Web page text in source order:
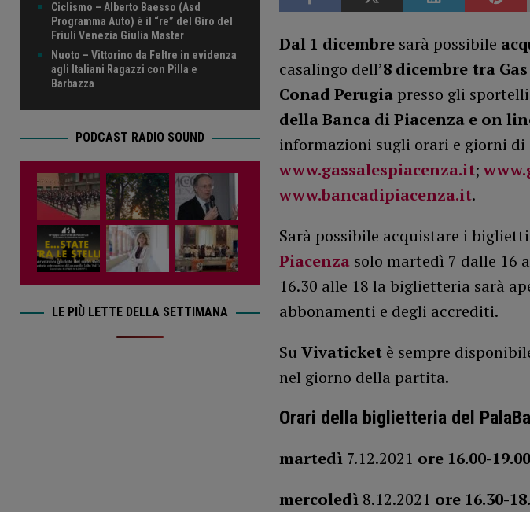
Dal 1 dicembre sarà possibile
casalingo dell’8 dicembre tra
Conad Perugia presso gli sportelli
della Banca di Piacenza e on
informazioni sugli orari e giorni di
www.gassalespiacenza.it;
www.bancadipiacenza.it.
Sarà possibile acquistare i
Piacenzasolo martedì 7 dalle 16
16.30 alle 18 la biglietteria sarà
abbonamenti e degli accrediti.
Su Vivaticketè sempre
nel giorno della partita.
Orari della biglietteria del
martedì 7.12.2021 ore 16.00-19.00
mercoledì 8.12.2021 ore 16.30-
Ciclismo – Alberto Baesso (Asd
Programma Auto) è il “re” del Giro del
Friuli Venezia Giulia Master
Nuoto – Vittorino da Feltre in evidenza
agli Italiani Ragazzi con Pilla e
Barbazza
PODCAST RADIO SOUND
LE PIÙ LETTE DELLA SETTIMANA